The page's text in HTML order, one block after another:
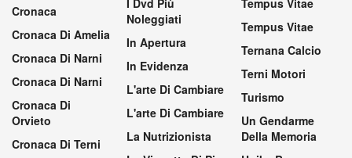
Cronaca
Cronaca Di Amelia
Cronaca Di Narni
Cronaca Di Narni
Cronaca Di
Orvieto
Cronaca Di Terni
I Dvd Più
Noleggiati
In Apertura
In Evidenza
L'arte Di Cambiare
L'arte Di Cambiare
La Nutrizionista
Tempus Vitae
Tempus Vitae
Ternana Calcio
Terni Motori
Turismo
Un Gendarme
Della Memoria